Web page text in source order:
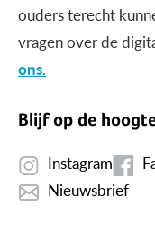
ouders terecht
vragen over de
ons.
Blijf op de
Instagram
Nieuwsbrief